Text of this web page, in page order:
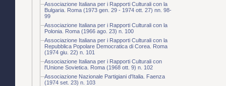
Associazione Italiana per i Rapporti Culturali con la
Bulgaria. Roma (1973 gen. 29 - 1974 ott. 27) nn. 98-
99
Associazione Italiana per i Rapporti Culturali con la
Polonia. Roma (1966 ago. 23) n. 100
Associazione Italiana per i Rapporti Culturali con la
Repubblica Popolare Democratica di Corea. Roma
(1974 giu. 22) n. 101
Associazione Italiana per i Rapporti Culturali con
l'Unione Sovietica. Roma (1968 ott. 9) n. 102
Associazione Nazionale Partigiani d'Italia. Faenza
(1974 set. 23) n. 103